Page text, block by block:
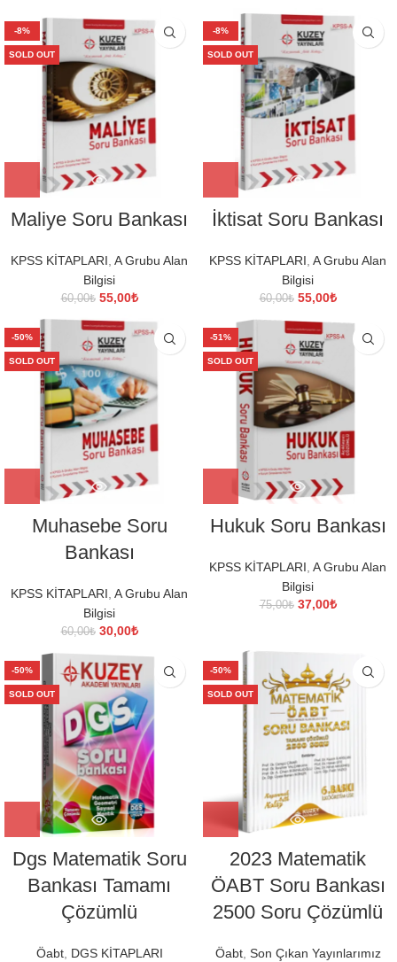
60,00₺.
500,00₺.fiyat:
250,00₺.
-8%
SOLD OUT
Maliye Soru Bankası
KPSS KİTAPLARI A Grubu Alan
Bilgisi
60,00₺ Orijinal
60,00₺.
55,00₺Şu
fiyat:
55,00₺.
-8%
SOLD OUT
İktisat Soru Bankası
KPSS KİTAPLARI A Grubu Alan
Bilgisi
60,00₺ Orijinal
60,00₺.
55,00₺Şu
55,00₺.
-50%
SOLD OUT
Muhasebe Soru
Bankası
KPSS KİTAPLARI A Grubu Alan
Bilgisi
60,00₺ Orijinal
60,00₺.
30,00₺Şu
fiyat:
30,00₺.
-51%
SOLD OUT
Hukuk Soru Bankası
KPSS KİTAPLARI A Grubu Alan
Bilgisi
75,00₺ Orijinal
37,00₺Şu
-50%
SOLD OUT
Dgs Matematik Soru
Bankası Tamamı
Çözümlü
Öabt, DGS KİTAPLARI
-50%
SOLD OUT
2023 Matematik
ÖABT Soru Bankası
2500 Soru Çözümlü
Öabt, Son Çıkan Yayınlarımız